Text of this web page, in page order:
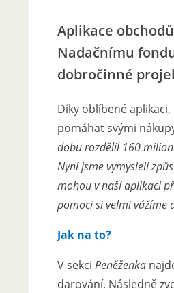
Aplikace
Nadačnímu
dobročinné
Díky oblíbené
pomáhat svými
dobu rozdělil 160
Nyní jsme vymysleli
mohou v naší aplikaci
pomoci si velmi vážíme
Jak na to?
V sekci Peněženka
darování. Následně